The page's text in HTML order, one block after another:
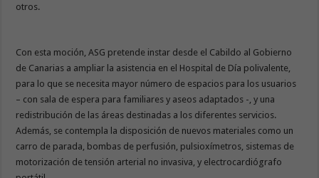
otros.
Con esta moción, ASG pretende instar desde el Cabildo al Gobierno
de Canarias a ampliar la asistencia en el Hospital de Día polivalente,
para lo que se necesita mayor número de espacios para los usuarios
– con sala de espera para familiares y aseos adaptados -, y una
redistribución de las áreas destinadas a los diferentes servicios.
Además, se contempla la disposición de nuevos materiales como un
carro de parada, bombas de perfusión, pulsioxímetros, sistemas de
motorización de tensión arterial no invasiva, y electrocardiógrafo